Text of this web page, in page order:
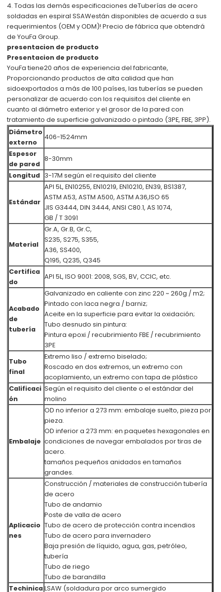
4. Todas las demás especificaciones deTuberías de acero
soldadas en espiral SSAWestán disponibles de acuerdo a sus
requerimientos (OEM y ODM)! Precio de fábrica que obtendrá
de YouFa Group.
presentacion de producto
Presentacion de producto
YouFa tiene20 años de experiencia del fabricante,
Proporcionando productos de alta calidad que han
sidoexportados a más de 100 países, las tuberías se pueden
personalizar de acuerdo con los requisitos del cliente en
cuanto al diámetro exterior y el grosor de la pared con
tratamiento de superficie galvanizado o pintado (3PE, FBE, 3PP).
Diámetro
externo
406-1524mm
Espesor
de pared
8-30mm
Longitud 3-17M según el requisito del cliente
Estándar
API 5L, EN10255, EN10219, EN10210, EN39, BS1387,
ASTM A53, ASTM A500, ASTM A36,ISO 65
JIS G3444, DIN 3444, ANSI C80.1, AS 1074,
GB / T 3091
Material
Gr.A, Gr.B, Gr.C,
S235, S275, S355,
A36, SS400,
Q195, Q235, Q345
Certifica
do
API 5L, ISO 9001: 2008, SGS, BV, CCIC, etc.
Acabado
de
tubería
Galvanizado en caliente con zinc 220 ~ 260g / m2;
Pintado con laca negra / barniz;
Aceite en la superficie para evitar la oxidación;
Tubo desnudo sin pintura:
Pintura epoxi / recubrimiento FBE / recubrimiento
3PE
Tubo
final
Extremo liso / extremo biselado;
Roscado en dos extremos, un extremo con
acoplamiento, un extremo con tapa de plástico
Calificaci
ón
Según el requisito del cliente o el estándar del
molino
Embalaje
OD no inferior a 273 mm: embalaje suelto, pieza por
pieza.
OD inferior a 273 mm: en paquetes hexagonales en
condiciones de navegar embalados por tiras de
acero.
tamaños pequeños anidados en tamaños
grandes.
Aplicacio
nes
Construcción / materiales de construcción tubería
de acero
Tubo de andamio
Poste de valla de acero
Tubo de acero de protección contra incendios
Tubo de acero para invernadero
Baja presión de líquido, agua, gas, petróleo,
tubería
Tubo de riego
Tubo de barandilla
TechinicaLSAW (soldadura por arco sumergido